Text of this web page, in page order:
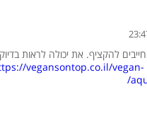
להקציף. את יכולה לראות
vegansontop.co.il/vegan-